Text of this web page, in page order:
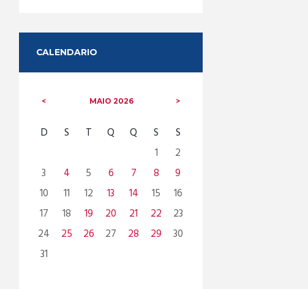
CALENDARIO
MAIO2026
D S T Q Q S
S
1
2
3
4 5 6 7 8
9
10
11 12 13 14 15
16
17
18 19 20 21 22
23
24
25 26 27 28 29
30
31